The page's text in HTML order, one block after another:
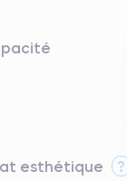
esthétique ?